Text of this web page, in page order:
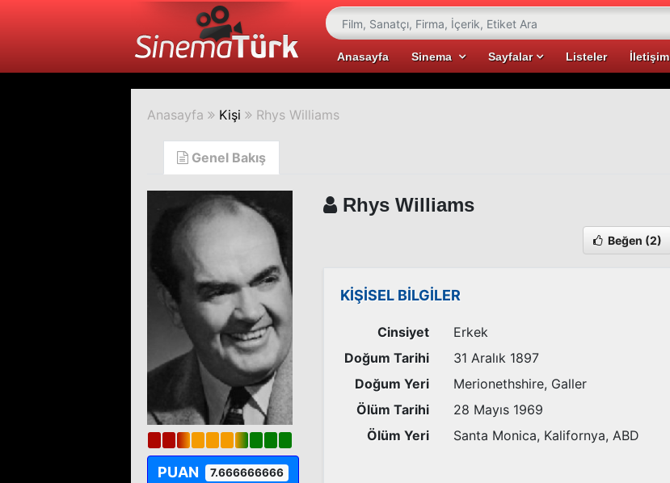
Anasayfa Sinema Sayfalar Listeler İletişim
Anasayfa Kişi Rhys Williams
Genel Bakış
PUAN 7.666666666
Rhys Williams
Beğen (2)
KİŞİSEL BİLGİLER
Cinsiyet
Erkek
Doğum Tarihi
31 Aralık 1897
Doğum Yeri
Merionethshire, Galler
Ölüm Tarihi
28 Mayıs 1969
Ölüm Yeri
Santa Monica, Kalifornya, ABD